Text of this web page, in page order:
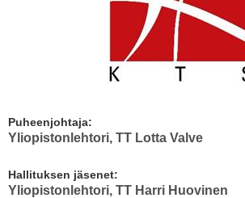
Puheenjohtaja:
Yliopistonlehtori, TT Lotta Valve
Hallituksen jäsenet:
Yliopistonlehtori, TT Harri Huovinen